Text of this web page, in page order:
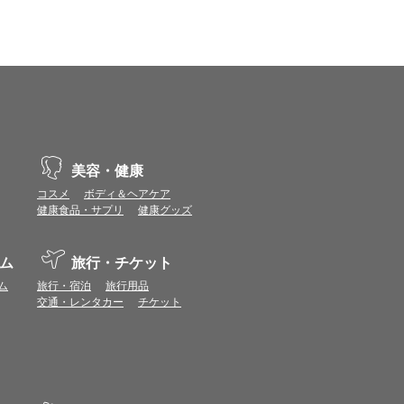
が使用できる環境でご利用ください。
トまたは表示ポイント数をプレミアムポイ
。
があります。ポイント付与時期はショップご
ましては表示ポイント数と付与ポイント数
トは付きません。
ならない場合があります。
。
から再度ショップへアクセスしてください。
。
起動して、その後ブラウザのショップサイ
美容・健康
コスメ
ボディ＆ヘアケア
健康食品・サプリ
健康グッズ
旅行・チケット
旅行・宿泊
旅行用品
交通・レンタカー
チケット